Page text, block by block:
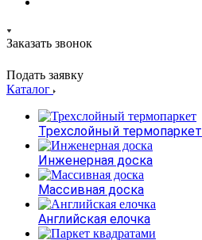
Заказать звонок
Подать заявку
Каталог
Трехслойный термопаркет
Инженерная доска
Массивная доска
Английская елочка